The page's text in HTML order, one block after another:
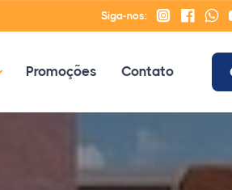
Siga-nos:
Promoções Contato